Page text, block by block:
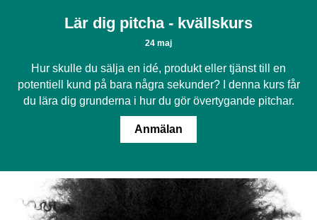
Lär dig pitcha - kvällskurs
24 maj
Hur skulle du sälja en idé, produkt eller tjänst till en
potentiell kund på bara några sekunder? I denna kurs får
du lära dig grunderna i hur du gör övertygande pitchar.
Anmälan